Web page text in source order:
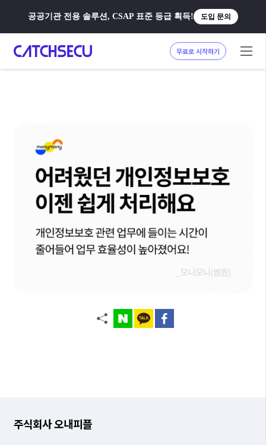
공공기관 전용 솔루션, CSAP 표준 등급 획득! 도입 문의
무료로 시작하기
주식회사 오내피플